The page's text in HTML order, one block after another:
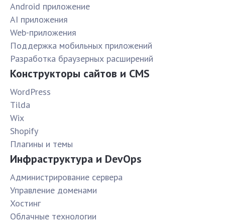
Android приложение
AI приложения
Web-приложения
Поддержка мобильных приложений
Разработка браузерных расширений
Конструкторы сайтов и CMS
WordPress
Tilda
Wix
Shopify
Плагины и темы
Инфраструктура и DevOps
Администрирование сервера
Управление доменами
Хостинг
Облачные технологии